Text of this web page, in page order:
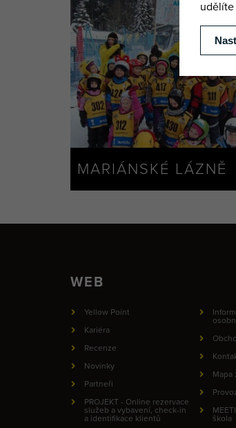
MARIÁNSKÉ LÁZNĚ
WEB
Yellow Point
Kariéra
Recenze
Novinky
Partneři
PROJEKT - Online rezervace
služeb a vybavení, check-in
a identifikace klientů
Mapa
škola